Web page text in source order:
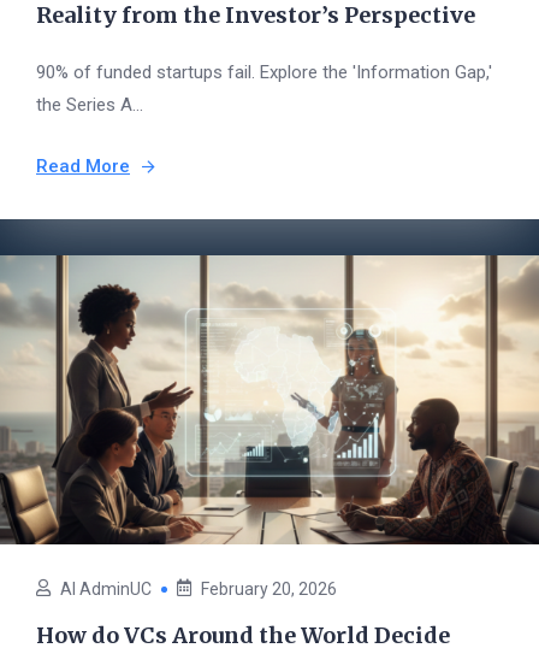
Reality from the Investor’s Perspective
90% of funded startups fail. Explore the 'Information Gap,'
the Series A...
Read More
AI AdminUC February 20, 2026
How do VCs Around the World Decide